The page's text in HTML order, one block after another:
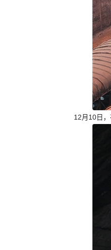
12月10日